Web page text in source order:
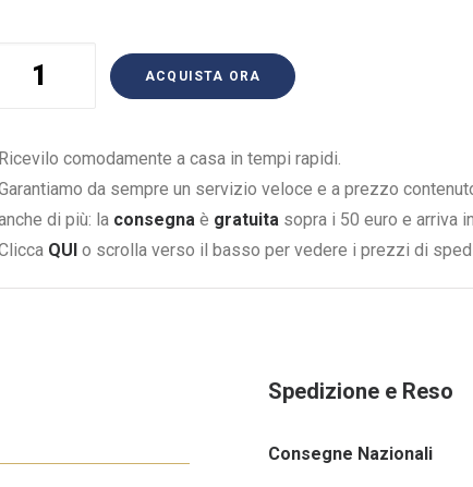
Terreblu
70Cl.
quantità
ACQUISTA ORA
Ricevilo comodamente a casa in tempi rapidi.
da sempre un servizio veloce e a prezzo
di più: la consegna è gratuita sopra i 50 euro e arriva in
QUI o scrolla verso il basso per vedere i prezzi di
Spedizione e Reso
Consegne Nazionali